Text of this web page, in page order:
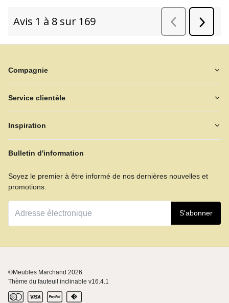
Compagnie
Service clientèle
Inspiration
Bulletin d'information
Soyez le premier à être informé de nos dernières nouvelles et
promotions.
S'abonner
©Meubles Marchand 2026
Thème du fauteuil inclinable v16.4.1